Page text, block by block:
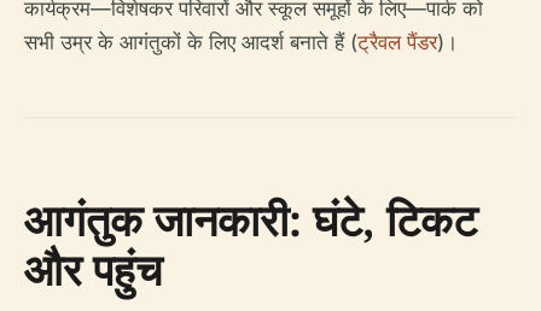
कार्यक्रम—विशेषकर परिवारों और स्कूल समूहों के लिए—पार्क को
सभी उम्र के आगंतुकों के लिए आदर्श बनाते हैं (ट्रैवल पैंडर)।
आगंतुक जानकारी: घंटे, टिकट
और पहुंच